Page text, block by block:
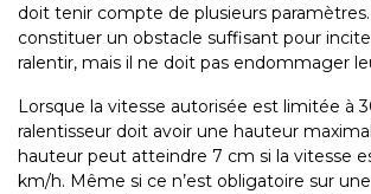
doit tenir compte de plusieurs
constituer un obstacle suffisant pour
ralentir, mais il ne doit pas endommager
Lorsque la vitesse autorisée est limitée à
ralentisseur doit avoir une hauteur
hauteur peut atteindre 7 cm si la vitesse
km/h. Même si ce n’est obligatoire sur